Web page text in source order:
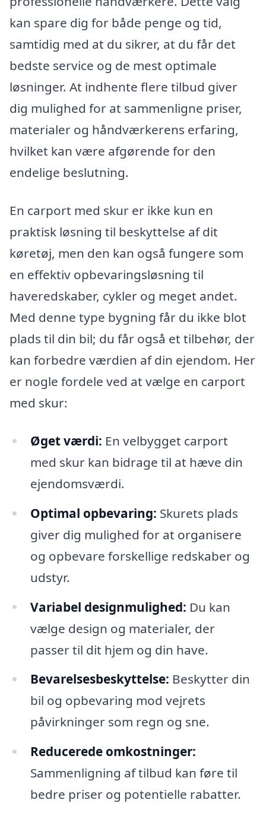
kan spare dig for både penge og tid,
samtidig med at du sikrer, at du får det
bedste service og de mest optimale
løsninger. At indhente flere tilbud giver
dig mulighed for at sammenligne priser,
materialer og håndværkerens erfaring,
hvilket kan være afgørende for den
endelige beslutning.
En carport med skur er ikke kun en
praktisk løsning til beskyttelse af dit
køretøj, men den kan også fungere som
en effektiv opbevaringsløsning til
haveredskaber, cykler og meget andet.
Med denne type bygning får du ikke blot
plads til din bil; du får også et tilbehør, der
kan forbedre værdien af din ejendom. Her
er nogle fordele ved at vælge en carport
med skur:
Øget værdi: En velbygget carport
med skur kan bidrage til at hæve din
ejendomsværdi.
Optimal opbevaring: Skurets plads
giver dig mulighed for at organisere
og opbevare forskellige redskaber og
udstyr.
Variabel designmulighed: Du kan
vælge design og materialer, der
passer til dit hjem og din have.
Bevarelsesbeskyttelse: Beskytter din
bil og opbevaring mod vejrets
påvirkninger som regn og sne.
Reducerede omkostninger:
Sammenligning af tilbud kan føre til
bedre priser og potentielle rabatter.